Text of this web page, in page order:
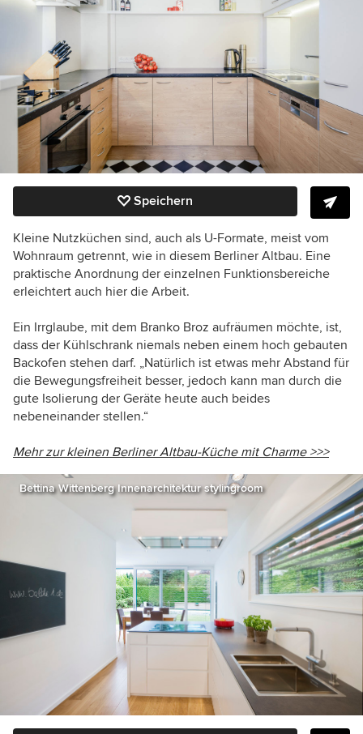
Speichern
Kleine Nutzküchen sind, auch als U-Formate, meist vom
Wohnraum getrennt, wie in diesem Berliner Altbau. Eine
praktische Anordnung der einzelnen Funktionsbereiche
erleichtert auch hier die Arbeit.
Ein Irrglaube, mit dem Branko Broz aufräumen möchte, ist,
dass der Kühlschrank niemals neben einem hoch gebauten
Backofen stehen darf. „Natürlich ist etwas mehr Abstand für
die Bewegungsfreiheit besser, jedoch kann man durch die
gute Isolierung der Geräte heute auch beides
nebeneinander stellen.“
Mehr zur kleinen Berliner Altbau-Küche mit Charme >>>
Bettina Wittenberg Innenarchitektur stylingroom